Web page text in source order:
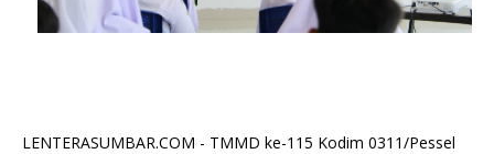
LENTERASUMBAR.COM - TMMD ke-115 Kodim 0311/Pessel